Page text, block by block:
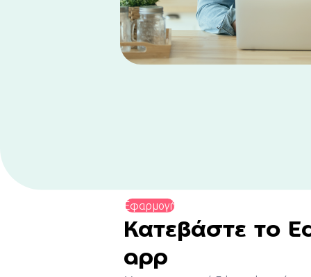
Εφαρμογή
Κατεβάστε το
app